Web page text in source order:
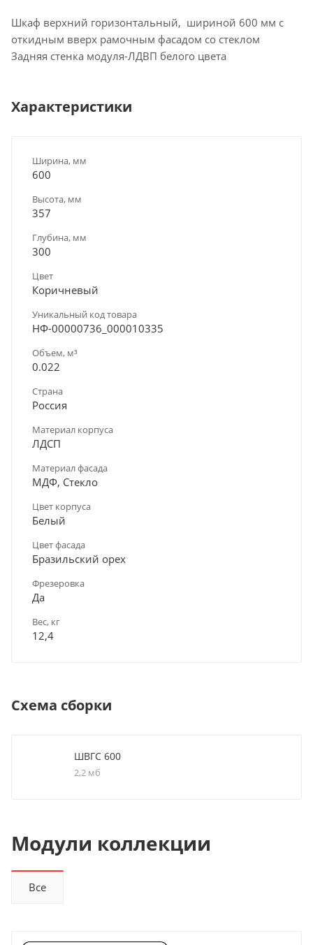
Шкаф верхний горизонтальный, шириной 600 мм с
откидным вверх рамочным фасадом со стеклом
Задняя стенка модуля-ЛДВП белого цвета
Характеристики
Ширина, мм
600
Высота, мм
357
Глубина, мм
300
Цвет
Коричневый
Уникальный код товара
НФ-00000736_000010335
Объем, м³
0.022
Страна
Россия
Материал корпуса
ЛДСП
Материал фасада
МДФ, Стекло
Цвет корпуса
Белый
Цвет фасада
Бразильский орех
Фрезеровка
Да
Вес, кг
12,4
Схема сборки
ШВГС 600
2,2 мб
Модули коллекции
Все